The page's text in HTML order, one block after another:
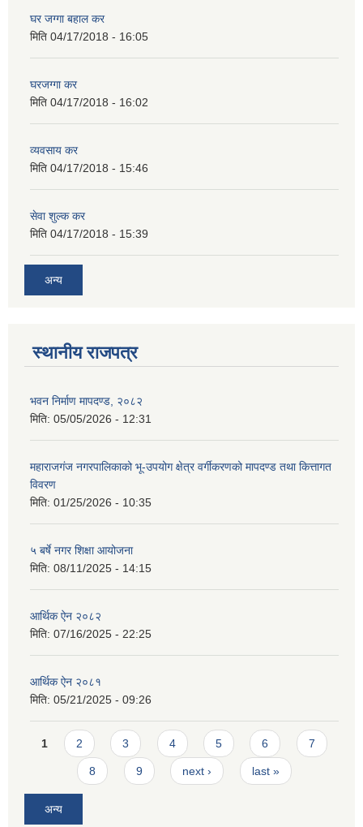
घर जग्गा बहाल कर
मिति 04/17/2018 - 16:05
घरजग्गा कर
मिति 04/17/2018 - 16:02
व्यवसाय कर
मिति 04/17/2018 - 15:46
सेवा शुल्क कर
मिति 04/17/2018 - 15:39
अन्य
स्थानीय राजपत्र
भवन निर्माण मापदण्ड, २०८२
मिति: 05/05/2026 - 12:31
महाराजगंज नगरपालिकाको भू-उपयोग क्षेत्र वर्गीकरणको मापदण्ड तथा कित्तागत
विवरण
मिति: 01/25/2026 - 10:35
५ बर्षे नगर शिक्षा आयोजना
मिति: 08/11/2025 - 14:15
आर्थिक ऐन २०८२
मिति: 07/16/2025 - 22:25
आर्थिक ऐन २०८१
मिति: 05/21/2025 - 09:26
Pages
1 2 3 4 5 6 7
8 9 next › last »
अन्य